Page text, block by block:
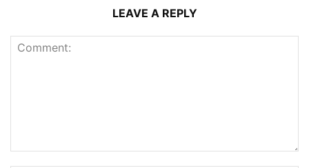
LEAVE A REPLY